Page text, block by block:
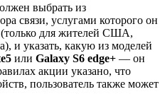
выбрать из
связи, услугами которого он
(только для жителей США,
и указать, какую из моделей
или Galaxy S6 edge+ — он
акции указано, что
пользователь также может